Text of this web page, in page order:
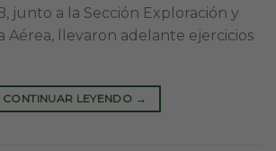
junto a la Sección Exploración y
Aérea, llevaron adelante ejercicios
CONTINUAR LEYENDO →